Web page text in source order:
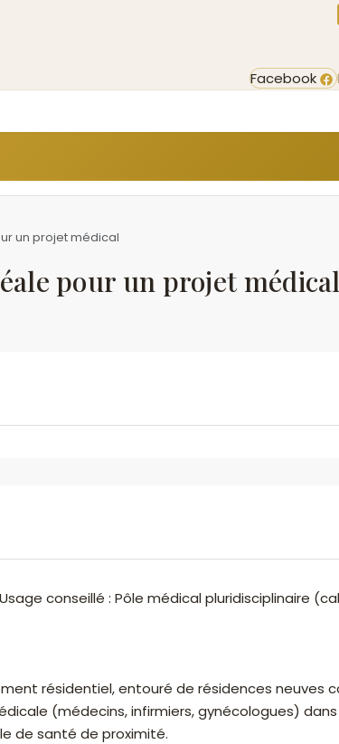
Facebook
un projet médical
pour un projet médical
j'accepte les
conseillé : Pôle médical pluridisciplinaire
résidentiel, entouré de résidences neuves
(médecins, infirmiers, gynécologues)
de santé de proximité.